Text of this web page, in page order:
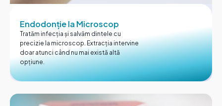
Endodonție la Microscop
Tratăm infecția și salvăm dintele cu
precizie la microscop. Extracția intervine
doar atunci când nu mai există altă
opțiune.